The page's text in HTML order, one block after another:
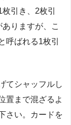
引き、2枚引
りますが、こ
呼ばれる1枚引
てシャッフルし
置まで混ざるよ
さい。カードを